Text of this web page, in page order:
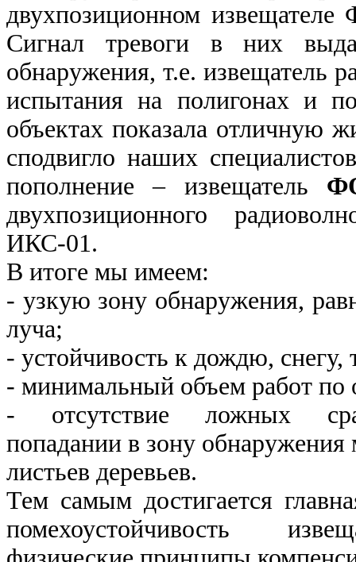
двухпозиционном
Сигнал тревоги в них
обнаружения, т.е. извещатель
испытания на полигонах и
объектах показала отличную
сподвигло наших
пополнение – извещатель
двухпозиционного
ИКС-01.
В итоге мы имеем:
- узкую зону обнаружения,
луча;
- устойчивость к дождю, снегу,
- минимальный объем работ
- отсутствие ложных
попадании в зону
листьев деревьев.
Тем самым достигается
помехоустойчивость